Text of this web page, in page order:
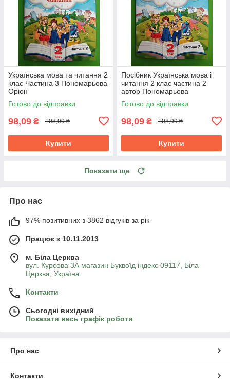
Українська мова та читання 2
клас Частина 3 Пономарьова
Оріон
Готово до відправки
98,09 ₴ 108,99 ₴
Купити
Посібник Українська мова і
читання 2 клас частина 2
автор Пономарьова
видавництво Оріон
Готово до відправки
98,09 ₴ 108,99 ₴
Купити
Показати ще
Про нас
97% позитивних з 3862 відгуків за рік
Працює з 10.11.2013
м. Біла Церква
вул. Курсова 3А магазин Буквоїд індекс 09117, Біла
Церква, Україна
Контакти
Сьогодні вихідний
Показати весь графік роботи
Про нас
Контакти